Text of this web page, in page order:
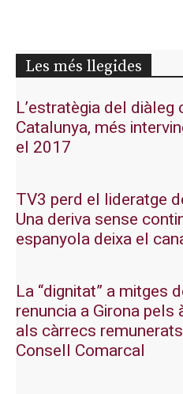
Les més llegides
L’estratègia del
Catalunya, més
el 2017
TV3 perd el lideratge
Una deriva sense
espanyola deixa el
La “dignitat” a mitges
renuncia a Girona pels
als càrrecs
Consell Comarcal